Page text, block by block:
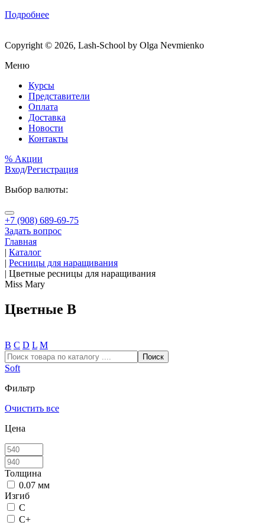
Подробнее
Copyright © 2026, Lash-School by Olga Nevmienko
Меню
Курсы
Представители
Оплата
Доставка
Новости
Контакты
% Акции
Вход/Регистрация
Выбор валюты:
+7 (908) 689-69-75
Задать вопрос
Главная
| Каталог
| Ресницы для наращивания
| Цветные ресницы для наращивания
Miss Mary
Цветные B
В С D L М
Soft
Фильтр
Очистить все
Цена
Толщина
0.07 мм
Изгиб
C
C+